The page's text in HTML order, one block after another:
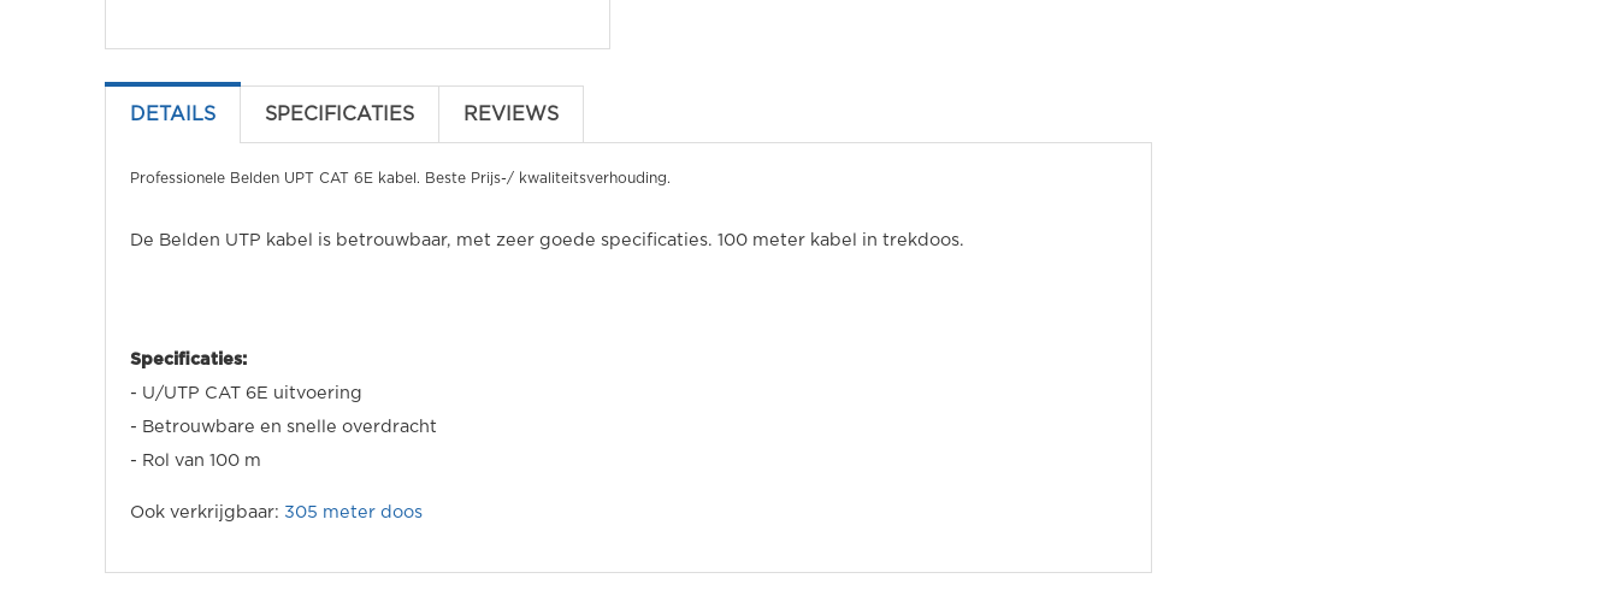
DETAILS SPECIFICATIES REVIEWS
Professionele Belden UPT CAT 6E kabel. Beste Prijs-/ kwaliteitsverhouding.
De Belden UTP kabel is betrouwbaar, met zeer goede specificaties. 100 meter kabel in trekdoos.
Specificaties:
- U/UTP CAT 6E uitvoering
- Betrouwbare en snelle overdracht
- Rol van 100 m
Ook verkrijgbaar: 305 meter doos